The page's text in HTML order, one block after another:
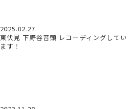
2025.02.27
東伏見 下野谷音頭 レコーディングしてい
ます！